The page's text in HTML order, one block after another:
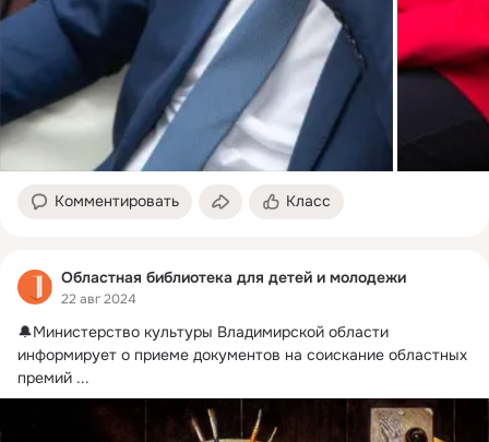
Комментировать Класс
Областная библиотека для детей и молодежи
22 авг 2024
🔔Министерство культуры Владимирской области
информирует о приеме документов на соискание областных
премий ...